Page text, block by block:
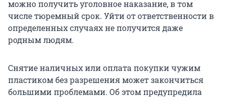
можно получить уголовное наказание, в том
числе тюремный срок. Уйти от ответственности в
определенных случаях не получится даже
родным людям.
Снятие наличных или оплата покупки чужим
пластиком без разрешения может закончиться
большими проблемами. Об этом предупредила